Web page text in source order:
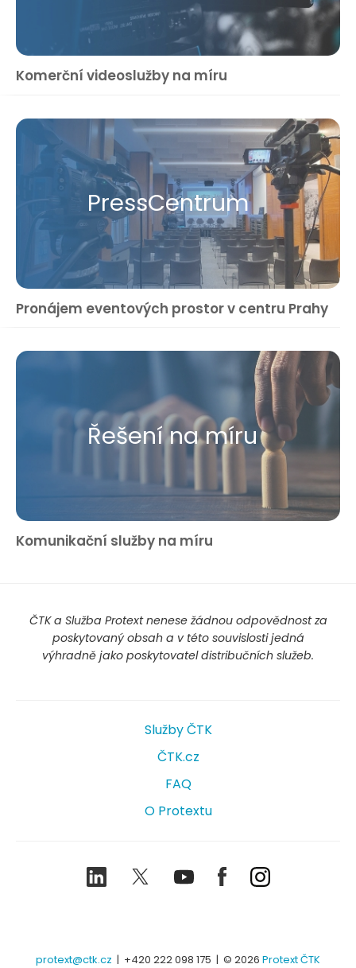
Komerční videoslužby na míru
Press​Centrum
Pronájem eventových prostor v centru Prahy
Řešení na míru
Komunikační služby na míru
ČTK a Služba Protext nenese žádnou odpovědnost za
poskytovaný obsah a v této souvislosti jedná
výhradně jako poskytovatel distribučních služeb.
Služby ČTK
ČTK.cz
FAQ
O Protextu
LinkedIn TwitterYoutubeFacebookInstagram
protext@ctk.cz | +420 222 098 175 | © 2026 Protext ČTK